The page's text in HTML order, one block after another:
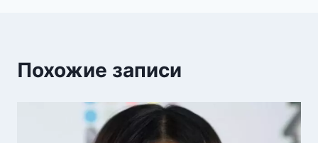
Похожие записи